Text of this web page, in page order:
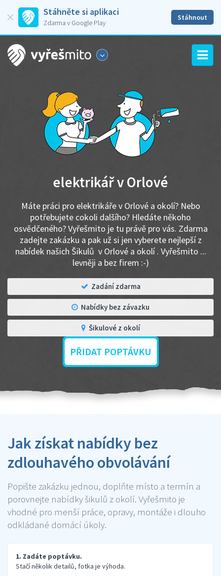
Stáhněte si aplikaci
Zdarma v Google Play
Stáhnout
elektrikář v Orlové
Máte práci pro elektrikáře v Orlové a okolí? Nebo
potřebujete cokoli dalšího? Hledáte někoho
osvědčeného? Vyřešmito je tu právě pro vás. Zdarma
zadejte zakázku a pak už si jen vyberete nejlepší z
nabídek našich Šikulů v Orlové a okolí . Vyřešmito ...
levněji a bez firem :-)
Zadání zdarma
Nabídky bez závazku
Šikulové z okolí
PŘIDAT POPTÁVKU
Jak získat nabídky bez
zdlouhavého obvolávání
Popište zakázku jednou, doplňte místo a termín a
porovnejte nabídky šikulů z okolí. Vyřešmito je
vhodné pro menší práce, opravy, montáže i dlouho
odkládané domácí úkoly.
1. Zadáte poptávku.
Stačí několik detailů, fotka je výhoda.